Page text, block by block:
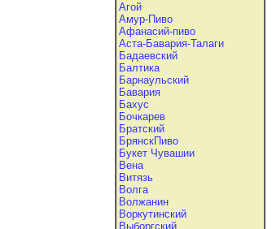
Агой
Амур-Пиво
Афанасий-пиво
Аста-Бавария-Талаги
Бадаевский
Балтика
Барнаульский
Бавария
Бахус
Бочкарев
Братский
БрянскПиво
Букет Чувашии
Вена
Витязь
Волга
Волжанин
Воркутинский
Выборгский